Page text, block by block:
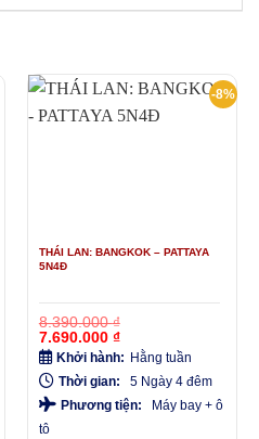
-8%
THÁI LAN: BANGKOK – PATTAYA
5N4Đ
8.390.000₫
Giá
gốc
là:
8.390.000 ₫.
7.690.000 ₫Giá
hiện
tại
là:
7.690.000 ₫.
Khởi hành: Hằng tuần
Thời gian:
5 Ngày 4 đêm
Phương tiện:
Máy bay + ô
tô